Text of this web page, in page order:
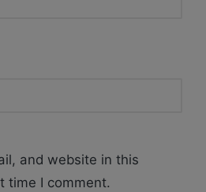
and website in this
time I comment.